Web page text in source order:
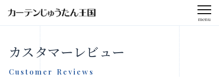
menu
会社案内
カスタマーレビュー
Customer Reviews